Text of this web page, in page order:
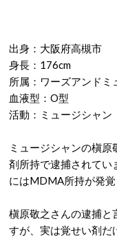
出身：大阪府高槻市
身長：176cm
所属：ワーズアンドミ
血液型：O型
活動：ミュージシャン
ミュージシャンの槇
剤所持で逮捕されてい
にはMDMA所持が発覚
槇原敬之さんの逮捕と
すが、実は覚せい剤